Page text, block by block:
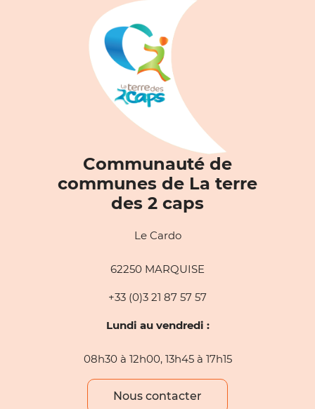
Communauté de
communes de La terre
des 2 caps
Le Cardo
62250 MARQUISE
+33 (0)3 21 87 57 57
Lundi au vendredi :
08h30 à 12h00, 13h45 à 17h15
Nous contacter